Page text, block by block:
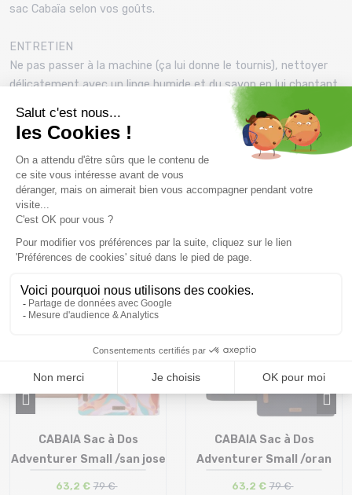
sac Cabaïa selon vos goûts.
ENTRETIEN
Ne pas passer à la machine (ça lui donne le tournis), nettoyer
délicatement avec un linge humide et du savon en lui chantant
Prix et descriptifs sous réserve de disponibilité au magasin
Montaz , La Ravoire. Les tarifs du catalogue sont toutes taxes
comprises.
Vous pourriez aussi aimer
Taille en stock
CABAIA Sac à Dos
Adventurer Small /san jose
63,2 € 79 €
Taille en stock
CABAIA Sac à Dos
Adventurer Small /oran
63,2 € 79 €